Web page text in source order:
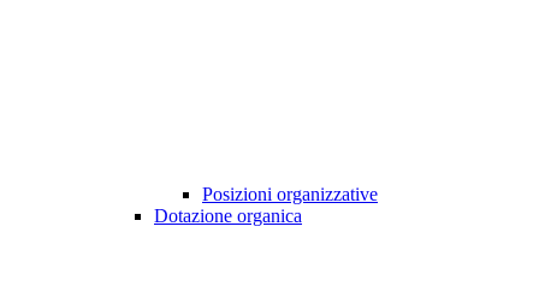
Posizioni organizzative
Dotazione organica